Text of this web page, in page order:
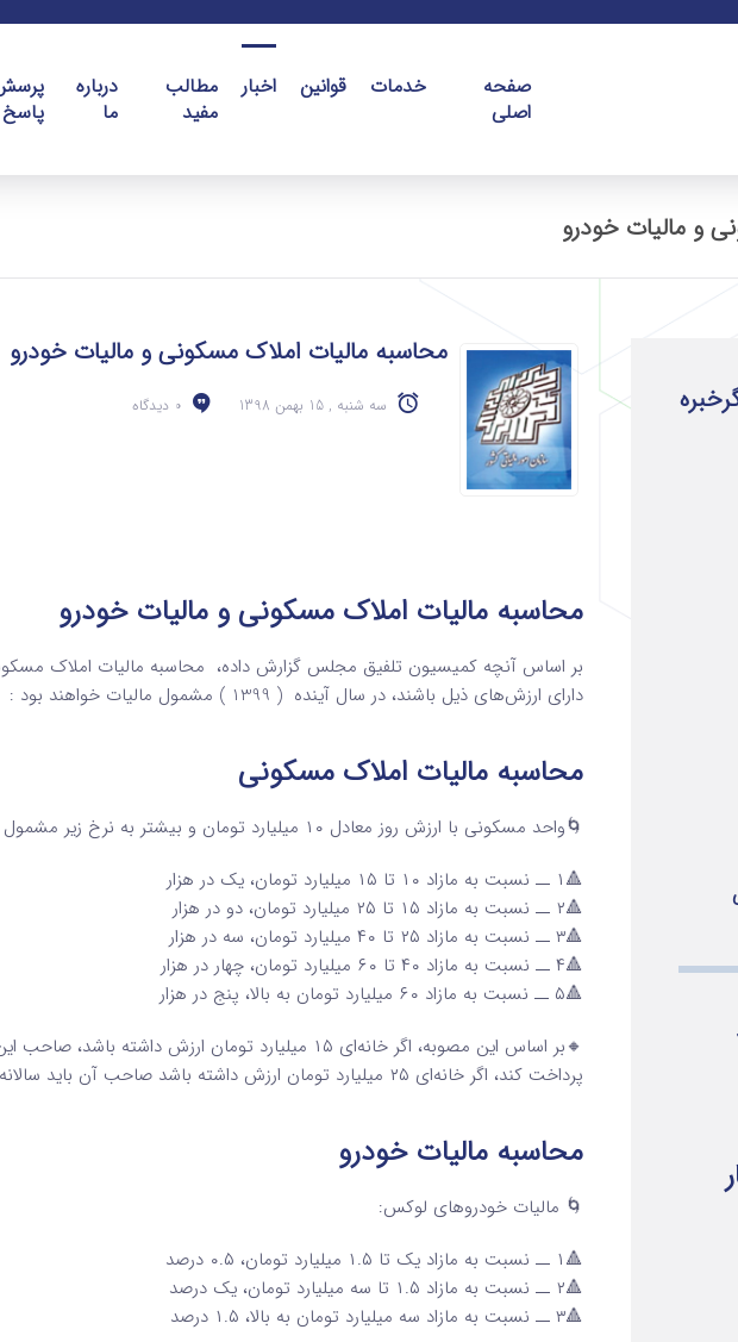
صفحه
اصلی
خدمات قوانین اخبار
مطالب
مفید
درباره
ما
پاسخ
و مالیات خودرو
محاسبه مالیات املاک مسکونی و مالیات خودرو
سه شنبه , 15 بهمن 1398 0 دیدگاه
محاسبه مالیات املاک مسکونی و مالیات خودرو
بر اساس آنچه کمیسیون تلفیق مجلس گزارش داده، محاسبه مالیات املاک
دارای ارزش‌های ذیل باشند، در سال آینده ( 1399 ) مشمول مالیات خواهند بود :
محاسبه مالیات املاک مسکونی
🌀واحد مسکونی با ارزش روز معادل ۱۰ میلیارد تومان و بیشتر به نرخ زیر مشمول مالیات می‌شود:
🔺۱ ــ نسبت به مازاد ۱۰ تا ۱۵ میلیارد تومان، یک در هزار
🔺۲ ــ نسبت به مازاد ۱۵ تا ۲۵ میلیارد تومان، دو در هزار
🔺۳ ــ نسبت به مازاد ۲۵ تا ۴۰ میلیارد تومان، سه در هزار
🔺۴ ــ نسبت به مازاد ۴۰ تا ۶۰ میلیارد تومان، چهار در هزار
🔺۵ ــ نسبت به مازاد ۶۰ میلیارد تومان به بالا، پنج در هزار
🔸بر اساس این مصوبه، اگر خانه‌ای ۱۵ میلیارد تومان
پرداخت کند، اگر خانه‌ای ۲۵ میلیارد تومان ارزش داشته باشد صاحب آن باید سالانه ۲۵ میلیون تومان مالیات بپردازد.
محاسبه مالیات خودرو
🌀 مالیات خودروهای لوکس:
🔺۱ ــ نسبت به مازاد یک تا ۱.۵ میلیارد تومان، ۰.۵ درصد
🔺۲ ــ نسبت به مازاد ۱.۵ تا سه میلیارد تومان، یک درصد
🔺۳ ــ نسبت به مازاد سه میلیارد تومان به بالا، ۱.۵ درصد